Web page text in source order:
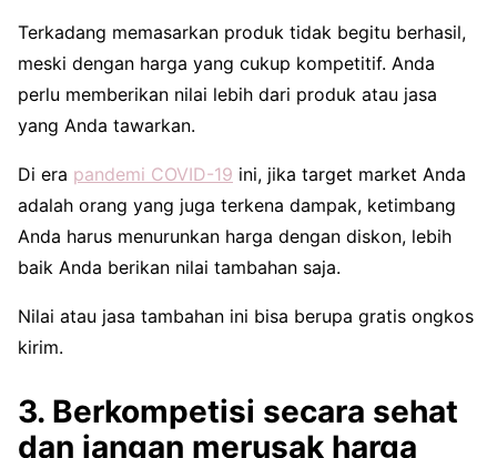
Terkadang memasarkan produk tidak begitu berhasil,
meski dengan harga yang cukup kompetitif. Anda
perlu memberikan nilai lebih dari produk atau jasa
yang Anda tawarkan.
Di era pandemi COVID-19 ini, jika target market Anda
adalah orang yang juga terkena dampak, ketimbang
Anda harus menurunkan harga dengan diskon, lebih
baik Anda berikan nilai tambahan saja.
Nilai atau jasa tambahan ini bisa berupa gratis ongkos
kirim.
3. Berkompetisi secara sehat
dan jangan merusak harga